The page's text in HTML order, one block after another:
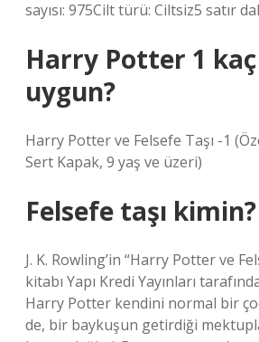
sayısı: 975Cilt türü: Ciltsiz5 satır
Harry Potter 1
uygun?
Harry Potter ve Felsefe Taşı -1
Sert Kapak, 9 yaş ve üzeri)
Felsefe taşı kimin?
J. K. Rowling’in “Harry Potter ve
kitabı Yapı Kredi Yayınları
Harry Potter kendini normal bir
de, bir baykuşun getirdiği